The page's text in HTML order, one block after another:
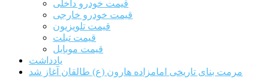
قیمت خودرو داخلی
قیمت خودرو خارجی
قیمت تلویزیون
قیمت تبلت
قیمت موبایل
یادداشت
مرمت بنای تاریخی امامزاده هارون (ع) طالقان آغاز شد